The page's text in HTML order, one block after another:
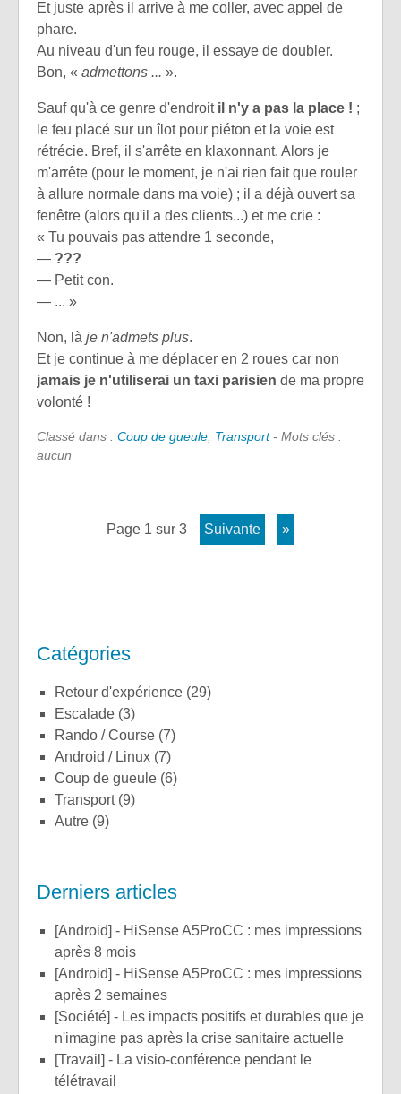
Et juste après il arrive à me coller, avec appel de
phare.
Au niveau d'un feu rouge, il essaye de doubler.
Bon, « admettons ... ».
Sauf qu'à ce genre d'endroit il n'y a pas la place ! ;
le feu placé sur un îlot pour piéton et la voie est
rétrécie. Bref, il s'arrête en klaxonnant. Alors je
m'arrête (pour le moment, je n'ai rien fait que rouler
à allure normale dans ma voie) ; il a déjà ouvert sa
fenêtre (alors qu'il a des clients...) et me crie :
« Tu pouvais pas attendre 1 seconde,
— ???
— Petit con.
— ... »
Non, là je n'admets plus.
Et je continue à me déplacer en 2 roues car non
jamais je n'utiliserai un taxi parisien de ma propre
volonté !
Classé dans : Coup de gueule, Transport- Mots clés :
aucun
page 1 sur 3 suivante »
Catégories
Retour d'expérience (29)
Escalade (3)
Rando / Course (7)
Android / Linux (7)
Coup de gueule (6)
Transport(9)
Autre (9)
Derniers articles
[Android] - HiSense A5ProCC : mes impressions
après 8 mois
[Android] - HiSense A5ProCC : mes impressions
après 2 semaines
[Société] - Les impacts positifs et durables que je
n'imagine pas après la crise sanitaire actuelle
[Travail] - La visio-conférence pendant le
télétravail